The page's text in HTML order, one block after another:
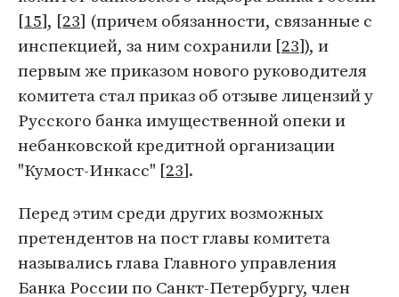
[15], [23] (причем обязанности, связанные с
инспекцией, за ним сохранили [23]), и
первым же приказом нового руководителя
комитета стал приказ об отзыве лицензий у
Русского банка имущественной опеки и
небанковской кредитной организации
"Кумост-Инкасс" [23].
Перед этим среди других возможных
претендентов на пост главы комитета
назывались глава Главного управления
Банка России по Санкт-Петербургу, член